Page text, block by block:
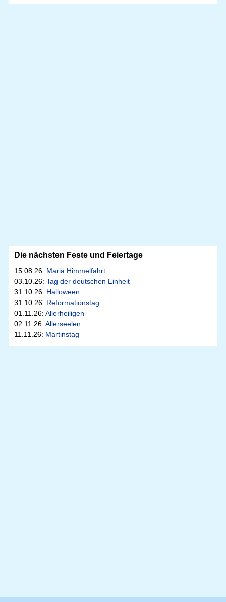
Die nächsten Feste und Feiertage
15.08.26: Mariä Himmelfahrt
03.10.26: Tag der deutschen Einheit
31.10.26: Halloween
31.10.26: Reformationstag
01.11.26: Allerheiligen
02.11.26: Allerseelen
11.11.26: Martinstag